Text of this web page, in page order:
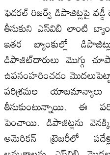
ఫెడరల్‌ రిజర్వ్‌ డిపాజిట్లపై వడ్డీ
తీసుకుని ఎస్‌విబి లాంటి
ఇతర బ్యాంకుల్లో
డిపాజిట్‌దారులు మొగ్గు
ఉపసంహరించడం
పరిశ్రమల యాజమాన్యాలు
తీసుకుంటున్నాయి. ఈ
పెంచాయి. డిపాజిట్లను
అమెరికన్‌ ట్రెజరీలో